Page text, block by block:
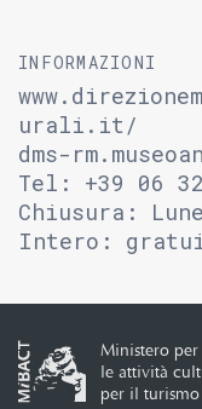
INFORMAZIONI
urali.it/
dms-
Tel: +39 06
Chiusura:
Intero:
Ministero
le attività
per il turismo